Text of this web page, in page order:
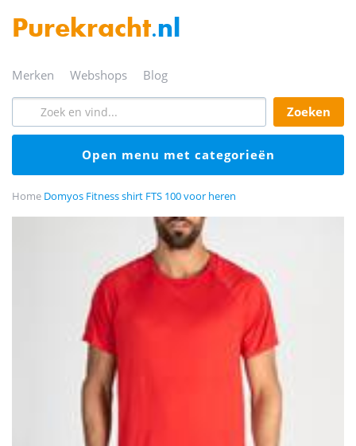
Purekracht.nl
merken webshops blog
zoeken
open menu met categorieën
Home Domyos Fitness shirt FTS 100 voor heren